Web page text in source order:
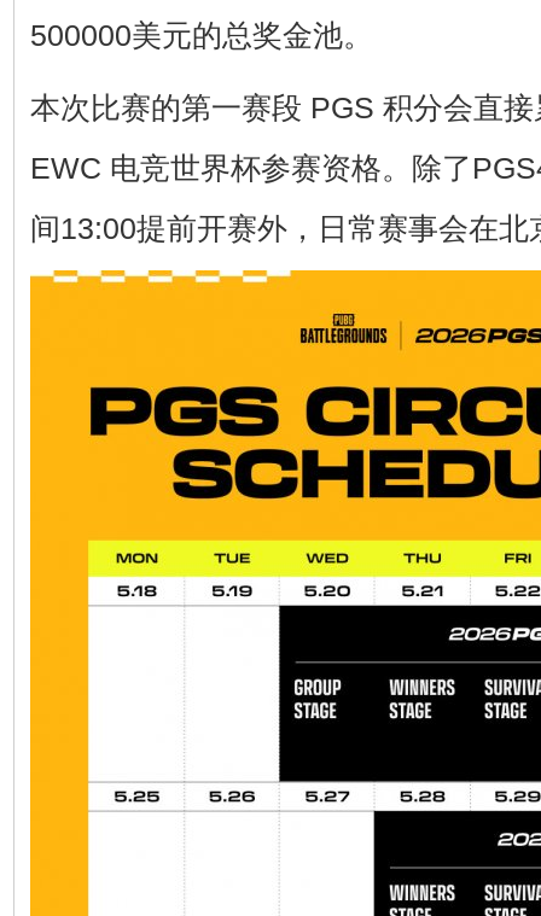
500000美元的总奖金池。
本次比赛的第一赛段 PGS 积分会直
EWC 电竞世界杯参赛资格。除了
间13:00提前开赛外，日常赛事会在